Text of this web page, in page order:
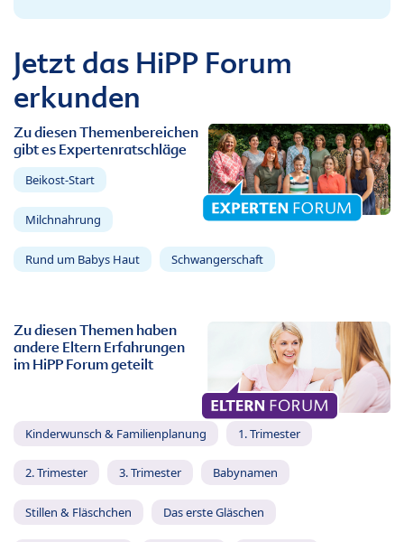
Jetzt das HiPP Forum
erkunden
Zu diesen Themenbereichen
gibt es Expertenratschläge
Beikost-Start
Milchnahrung
Rund um Babys Haut Schwangerschaft
Zu diesen Themen haben
andere Eltern Erfahrungen
im HiPP Forum geteilt
Kinderwunsch & Familienplanung 1. Trimester
2. Trimester 3. Trimester Babynamen
Stillen & Fläschchen Das erste Gläschen